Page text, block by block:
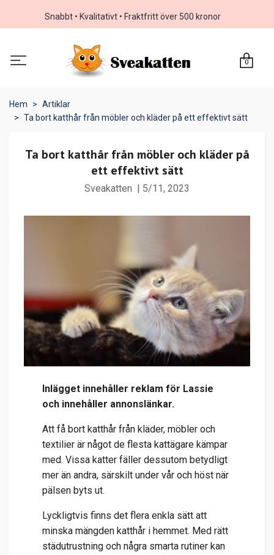
Snabbt • Kvalitativt • Fraktfritt över 500 kronor
0
Hem
Artiklar
Ta bort katthår från möbler och kläder på ett effektivt sätt
Ta bort katthår från möbler och kläder på
ett effektivt sätt
Sveakatten 5/11, 2023
Inlägget innehåller reklam för Lassie
och innehåller annonslänkar.
Att få bort katthår från kläder, möbler och
textilier är något de flesta kattägare kämpar
med. Vissa katter fäller dessutom betydligt
mer än andra, särskilt under vår och höst när
pälsen byts ut.
Lyckligtvis finns det flera enkla sätt att
minska mängden katthår i hemmet. Med rätt
städutrustning och några smarta rutiner kan